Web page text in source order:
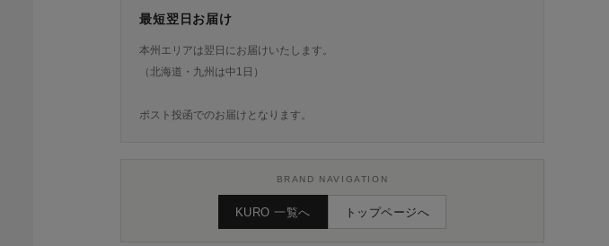
最短翌日お届け
本州エリアは翌日にお届けいたします。
（北海道・九州は中1日）
ポスト投函でのお届けとなります。
BRAND NAVIGATION
KURO 一覧へ トップページへ